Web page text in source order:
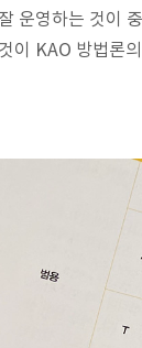
운영하는 것이
이 KAO 방법론